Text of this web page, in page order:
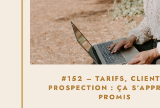
#152 – TARIFS,
PROSPECTION : ÇA
PROMIS